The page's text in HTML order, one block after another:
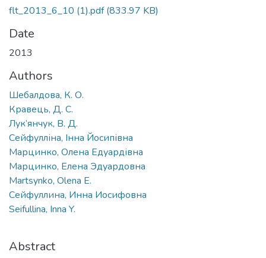
flt_2013_6_10 (1).pdf(833.97 KB)
Date
2013
Authors
Шебалдова, К. О.
Кравець, Д. С.
Лук’янчук, В. Д.
Сейфулліна, Інна Йосипівна
Марцинко, Олена Едуардівна
Марцинко, Елена Эдуардовна
Martsynko, Olena E.
Сейфуллина, Инна Иосифовна
Seifullina, Inna Y.
Abstract